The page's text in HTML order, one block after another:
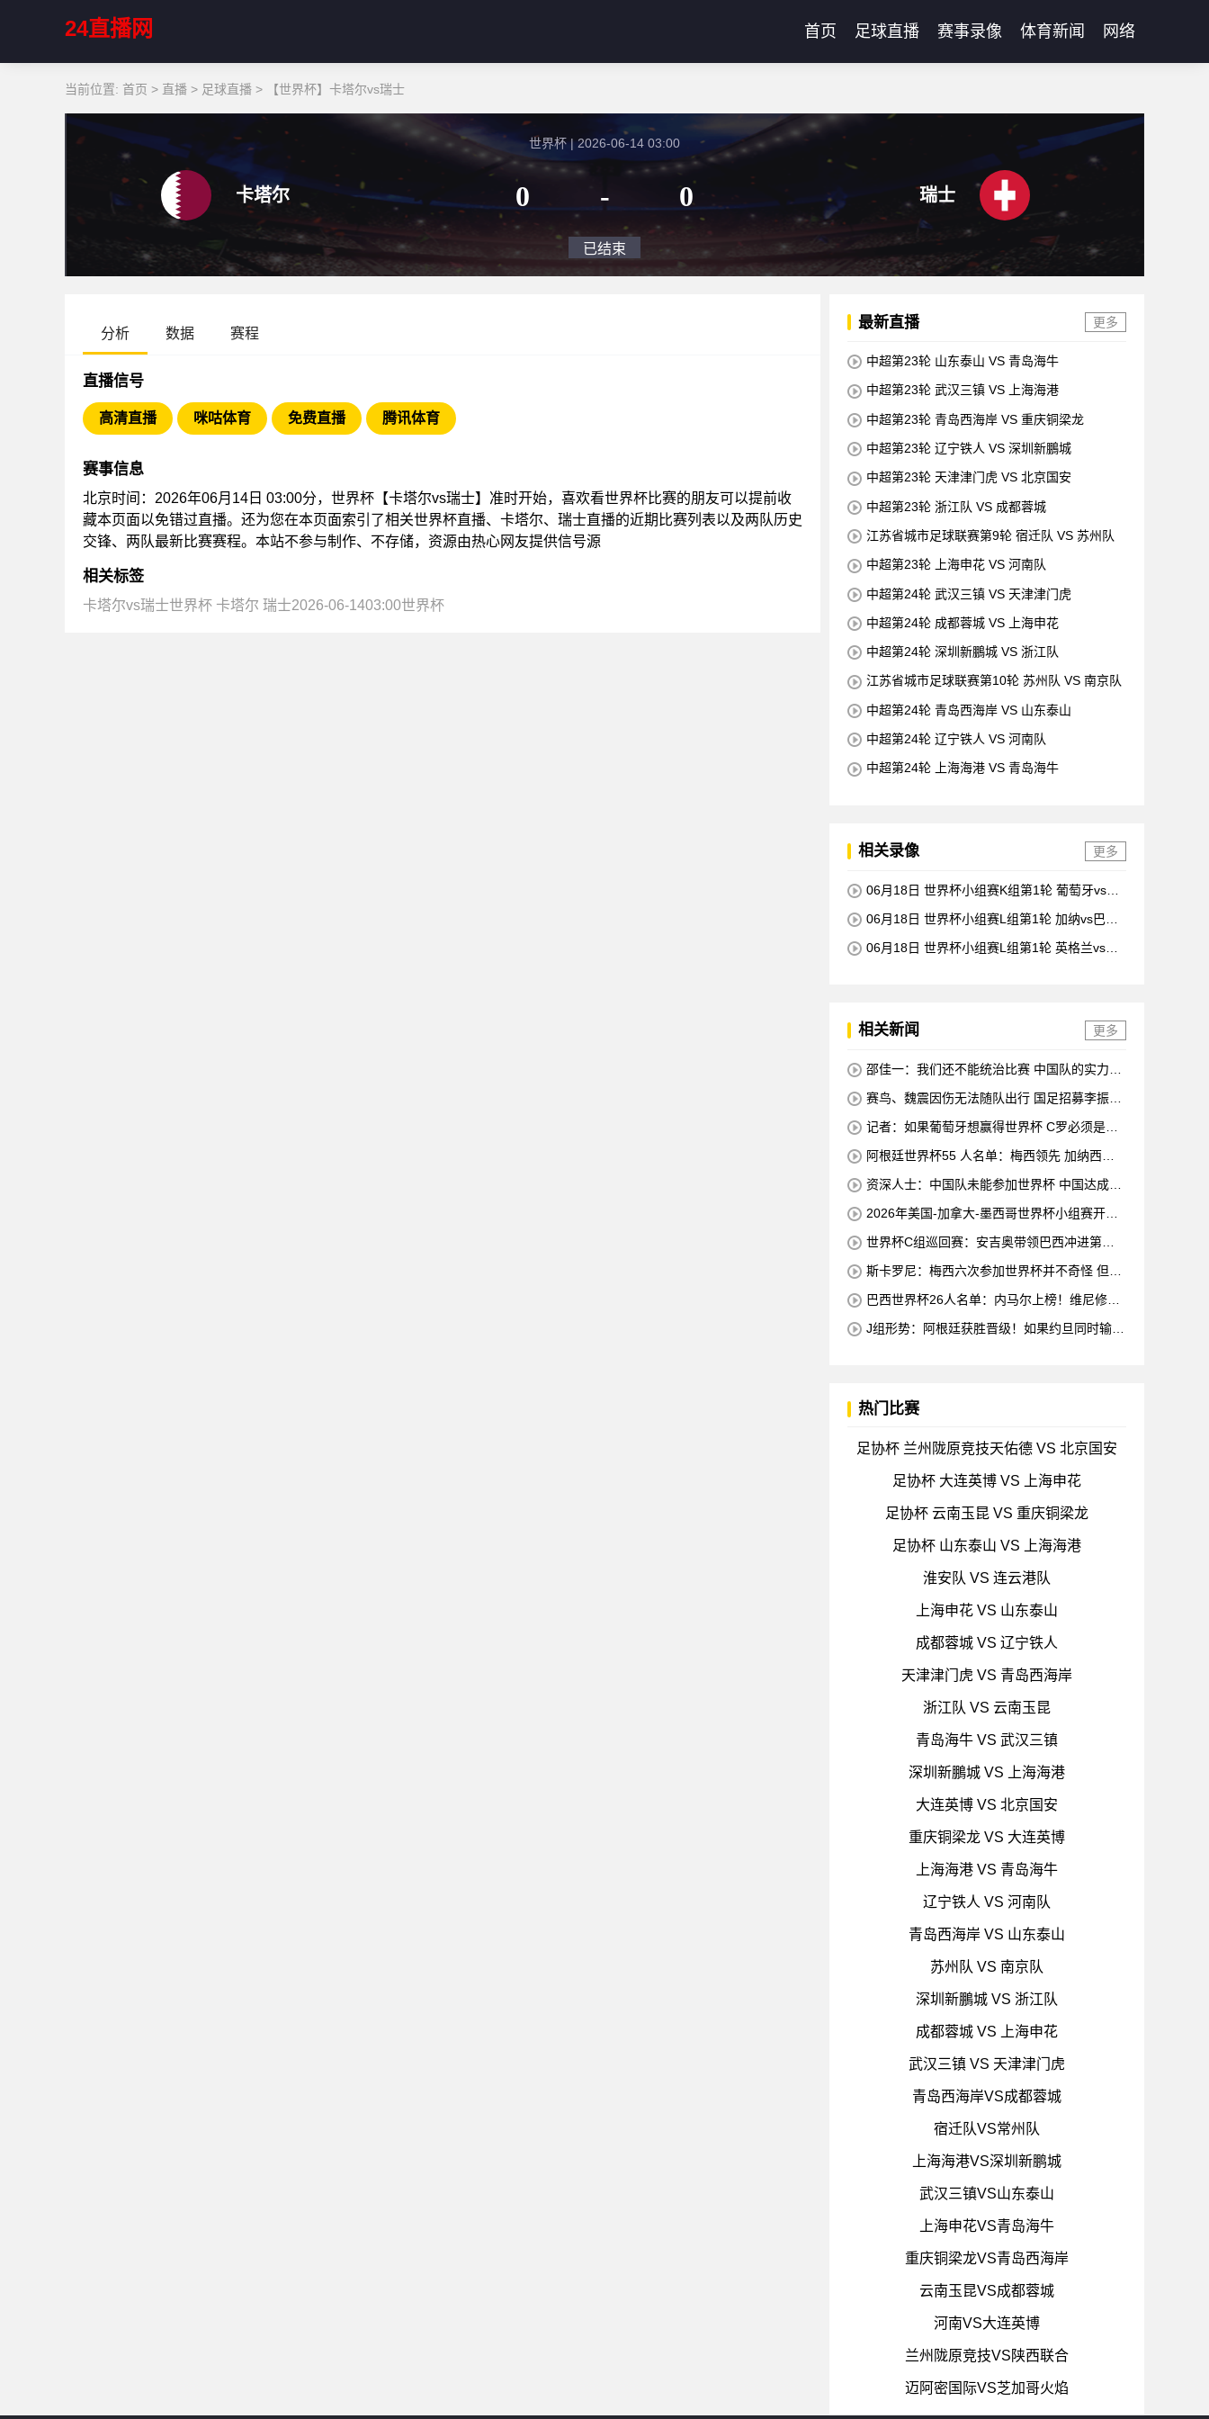
24直播网 首页 足球直播 赛事录像 体育新闻 网络
当前位置: 首页 > 直播 > 足球直播 > 【世界杯】卡塔尔vs瑞士
卡塔尔
世界杯 | 2026-06-14 03:00
0 - 0
已结束
瑞士
分析 数据 赛程
直播信号
高清直播 咪咕体育 免费直播 腾讯体育
赛事信息
北京时间：2026年06月14日 03:00分，世界杯【卡塔尔vs瑞士】准时开始，喜欢看世界杯比赛的朋友可以提前收
藏本页面以免错过直播。还为您在本页面索引了相关世界杯直播、卡塔尔、瑞士直播的近期比赛列表以及两队历史
交锋、两队最新比赛赛程。本站不参与制作、不存储，资源由热心网友提供信号源
相关标签
卡塔尔vs瑞士世界杯 卡塔尔 瑞士2026-06-1403:00世界杯
最新直播 更多
中超第23轮 山东泰山 VS 青岛海牛
中超第23轮 武汉三镇 VS 上海海港
中超第23轮 青岛西海岸 VS 重庆铜梁龙
中超第23轮 辽宁铁人 VS 深圳新鵬城
中超第23轮 天津津门虎 VS 北京国安
中超第23轮 浙江队 VS 成都蓉城
江苏省城市足球联赛第9轮 宿迁队 VS 苏州队
中超第23轮 上海申花 VS 河南队
中超第24轮 武汉三镇 VS 天津津门虎
中超第24轮 成都蓉城 VS 上海申花
中超第24轮 深圳新鵬城 VS 浙江队
江苏省城市足球联赛第10轮 苏州队 VS 南京队
中超第24轮 青岛西海岸 VS 山东泰山
中超第24轮 辽宁铁人 VS 河南队
中超第24轮 上海海港 VS 青岛海牛
相关录像 更多
06月18日 世界杯小组赛K组第1轮 葡萄牙vs民
06月18日 世界杯小组赛L组第1轮 加纳vs巴拿
06月18日 世界杯小组赛L组第1轮 英格兰vs克
相关新闻 更多
邵佳一：我们还不能统治比赛 中国队的实力是
赛鸟、魏震因伤无法随队出行 国足招募李振
记者：如果葡萄牙想赢得世界杯 C罗必须是替
阿根廷世界杯55 人名单：梅西领先 加纳西奥
资深人士：中国队未能参加世界杯 中国达成协
2026年美国-加拿大-墨西哥世界杯小组赛开幕
世界杯C组巡回赛：安吉奥带领巴西冲进第六
斯卡罗尼：梅西六次参加世界杯并不奇怪 但他
巴西世界杯26人名单：内马尔上榜！维尼修斯·
J组形势：阿根廷获胜晋级！如果约旦同时输球
热门比赛
足协杯 兰州陇原竞技天佑德 VS 北京国安
足协杯 大连英博 VS 上海申花
足协杯 云南玉昆 VS 重庆铜梁龙
足协杯 山东泰山 VS 上海海港
淮安队 VS 连云港队
上海申花 VS 山东泰山
成都蓉城 VS 辽宁铁人
天津津门虎 VS 青岛西海岸
浙江队 VS 云南玉昆
青岛海牛 VS 武汉三镇
深圳新鵬城 VS 上海海港
大连英博 VS 北京国安
重庆铜梁龙 VS 大连英博
上海海港 VS 青岛海牛
辽宁铁人 VS 河南队
青岛西海岸 VS 山东泰山
苏州队 VS 南京队
深圳新鵬城 VS 浙江队
成都蓉城 VS 上海申花
武汉三镇 VS 天津津门虎
青岛西海岸VS成都蓉城
宿迁队VS常州队
上海海港VS深圳新鹏城
武汉三镇VS山东泰山
上海申花VS青岛海牛
重庆铜梁龙VS青岛西海岸
云南玉昆VS成都蓉城
河南VS大连英博
兰州陇原竞技VS陕西联合
迈阿密国际VS芝加哥火焰